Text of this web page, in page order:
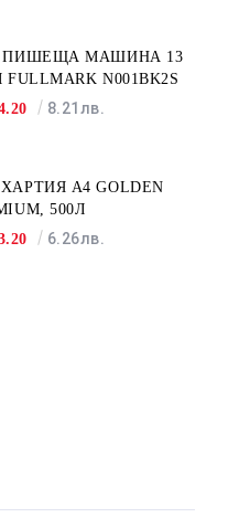
ПИШЕЩА МАШИНА 13
FULLMARK N001BK2S
8.21лв.
A4 GOLDEN
500Л
6.26лв.